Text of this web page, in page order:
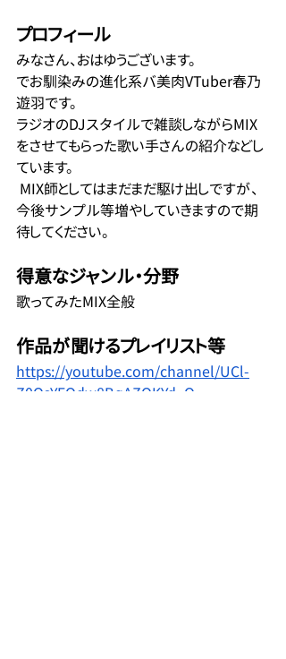
プロフィール
みなさん、おはゆうございます。
でお馴染みの進化系バ美肉VTuber春乃
遊羽です。
ラジオのDJスタイルで雑談しながらMIX
をさせてもらった歌い手さんの紹介などし
ています。
今後サンプル等増やしていきますので期
待してください。
得意なジャンル・分野
歌ってみたMIX全般
作品が聞けるプレイリスト等
https://youtube.com/channel/UCl-
Z0OsYFQdw8BqAZQKYd_Q